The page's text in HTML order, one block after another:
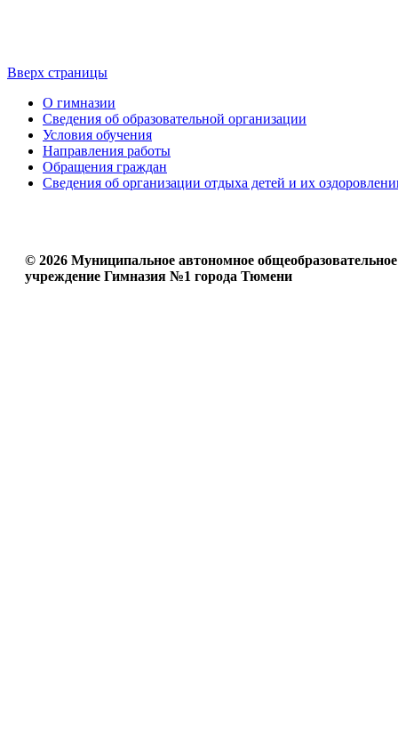
Вверх страницы
О гимназии
Сведения об образовательной организации
Условия обучения
Направления работы
Обращения граждан
Сведения об организации отдыха детей и их
© 2026 Муниципальное автономное общеобразовательное
учреждение Гимназия №1 города Тюмени